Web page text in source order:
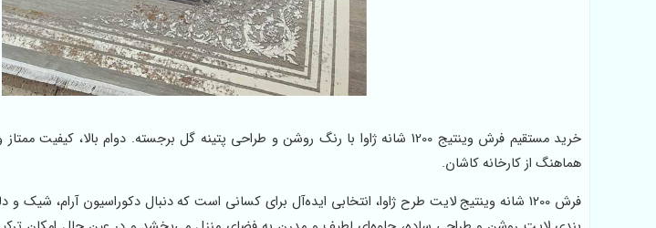
خرید مستقیم فرش وینتیج 1200 شانه ژاوا با رنگ روشن و طراحی پتینه گل برجسته. دوام بالا،
هماهنگ از کارخانه کاشان.
فرش 1200 شانه وینتیج لایت طرح ژاوا، انتخابی ایده‌آل برای کسانی است که دنبال دکوراسیون آرام،